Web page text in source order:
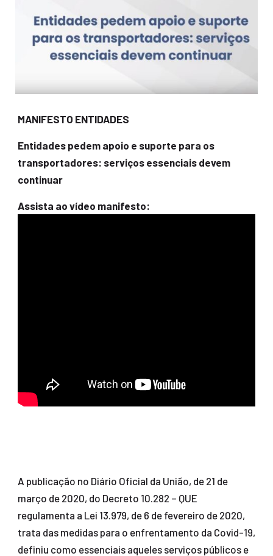
MANIFESTO ENTIDADES
Entidades pedem apoio e suporte para os
transportadores: serviços essenciais devem
continuar
Assista ao vídeo manifesto:
A publicação no Diário Oficial da União, de 21 de
março de 2020, do Decreto 10.282 – QUE
regulamenta a Lei 13.979, de 6 de fevereiro de 2020,
trata das medidas para o enfrentamento da Covid-19,
definiu como essenciais aqueles serviços públicos e